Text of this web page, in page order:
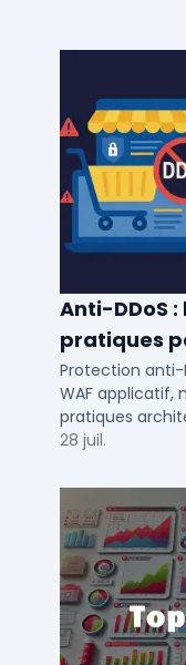
Anti-DDoS
pratiques
e-
Protection anti-
WAF applicatif,
pratiques
solutions
28 juil.